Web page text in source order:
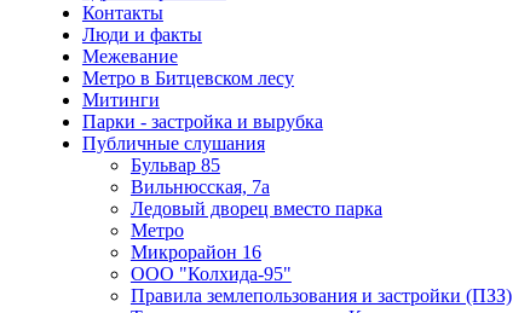
Контакты
Люди и факты
Межевание
Метро в Битцевском лесу
Митинги
Парки - застройка и вырубка
Публичные слушания
Бульвар 85
Вильнюсская, 7а
Ледовый дворец вместо парка
Метро
Микрорайон 16
ООО "Колхида-95"
Правила землепользования и застройки (ПЗЗ)